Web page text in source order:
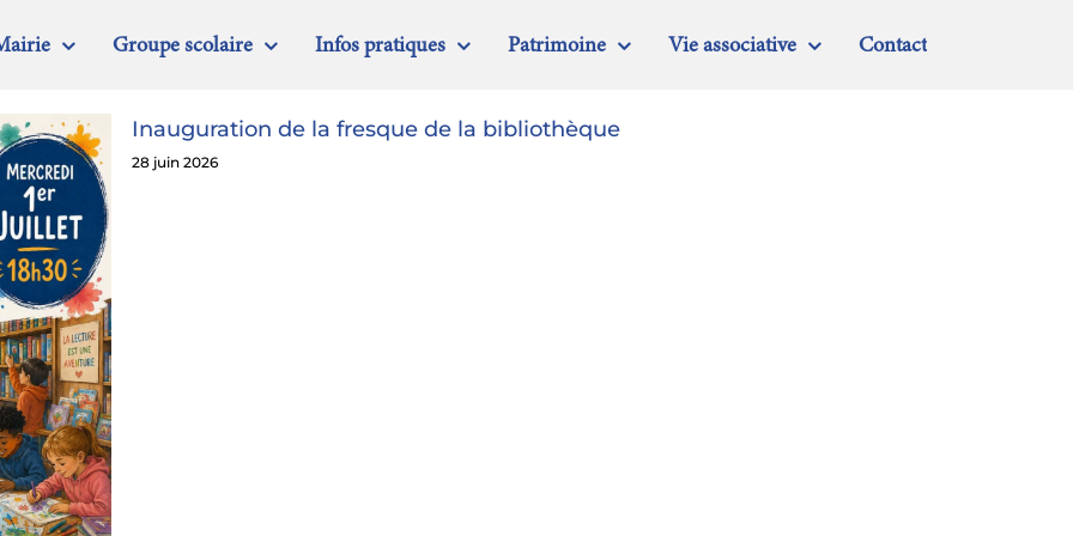
Groupe scolaire Infos pratiques Patrimoine Vie associative Contact
Inauguration de la fresque de la bibliothèque
28 juin 2026